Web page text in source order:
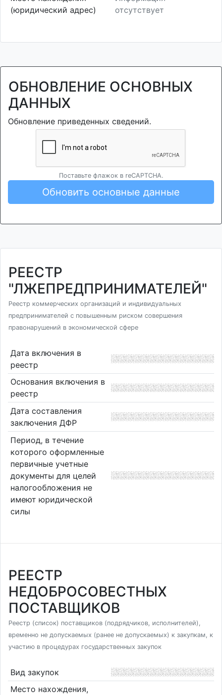
(юридический адрес)
отсутствует
ОБНОВЛЕНИЕ ОСНОВНЫХ
ДАННЫХ
Обновление приведенных сведений.
Поставьте флажок в reCAPTCHA.
Обновить основные данные
РЕЕСТР
"ЛЖЕПРЕДПРИНИМАТЕЛЕЙ"
Реестр коммерческих организаций и индивидуальных
предпринимателей с повышенным риском совершения
правонарушений в экономической сфере
Дата включения в
реестр
Основания включения в
реестр
Дата составления
заключения ДФР
Период, в течение
которого оформленные
первичные учетные
документы для целей
налогообложения не
имеют юридической
силы
РЕЕСТР
НЕДОБРОСОВЕСТНЫХ
ПОСТАВЩИКОВ
Реестр (список) поставщиков (подрядчиков, исполнителей),
временно не допускаемых (ранее не допускаемых) к закупкам, к
участию в процедурах государственных закупок
Вид закупок
Место нахождения,